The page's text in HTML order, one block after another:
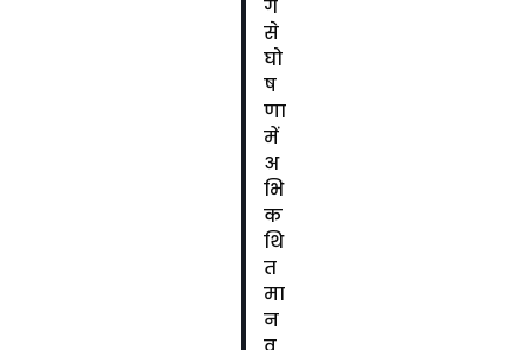
ग
से
घो
ष
णा
में
अ
भि
क
थि
त
मा
न